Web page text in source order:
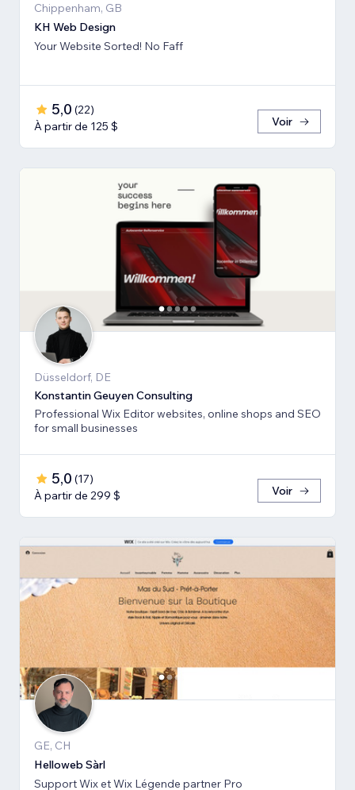
Chippenham, GB
KH Web Design
Your Website Sorted! No Faff
5,0 (22)
À partir de 125 $
Voir
Düsseldorf, DE
Konstantin Geuyen Consulting
Professional Wix Editor websites, online shops and SEO
for small businesses
5,0 (17)
À partir de 299 $
Voir
GE, CH
Helloweb Sàrl
Support Wix et Wix Légende partner Pro